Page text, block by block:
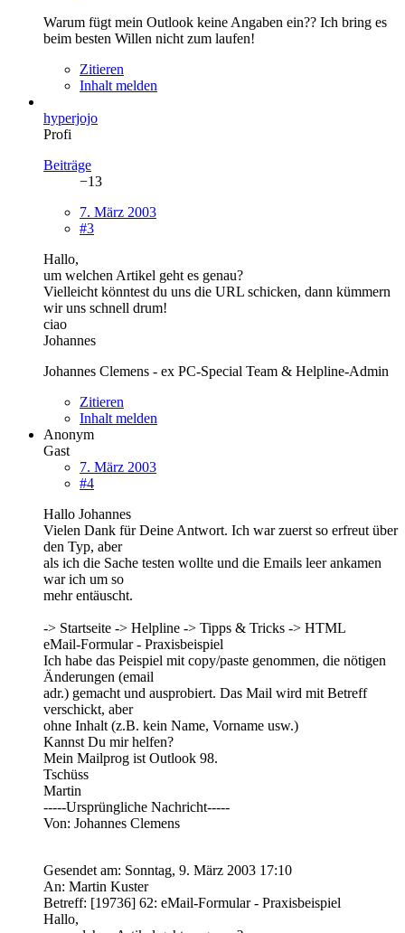
Warum fügt mein Outlook keine Angaben ein?? Ich bring es
beim besten Willen nicht zum laufen!
Zitieren
Inhalt melden
hyperjojo
Profi
Beiträge
−13
7. März 2003
#3
Hallo,
um welchen Artikel geht es genau?
Vielleicht könntest du uns die URL schicken, dann kümmern
wir uns schnell drum!
ciao
Johannes
Johannes Clemens - ex PC-Special Team & Helpline-Admin
Zitieren
Inhalt melden
Anonym
Gast
7. März 2003
#4
Hallo Johannes
Vielen Dank für Deine Antwort. Ich war zuerst so erfreut über
den Typ, aber
als ich die Sache testen wollte und die Emails leer ankamen
war ich um so
mehr entäuscht.
-> Startseite -> Helpline -> Tipps & Tricks -> HTML
eMail-Formular - Praxisbeispiel
Ich habe das Peispiel mit copy/paste genommen, die nötigen
Änderungen (email
adr.) gemacht und ausprobiert. Das Mail wird mit Betreff
verschickt, aber
ohne Inhalt (z.B. kein Name, Vorname usw.)
Kannst Du mir helfen?
Mein Mailprog ist Outlook 98.
Tschüss
Martin
-----Ursprüngliche Nachricht-----
Von: Johannes Clemens
Gesendet am: Sonntag, 9. März 2003 17:10
An: Martin Kuster
Betreff: [19736] 62: eMail-Formular - Praxisbeispiel
Hallo,